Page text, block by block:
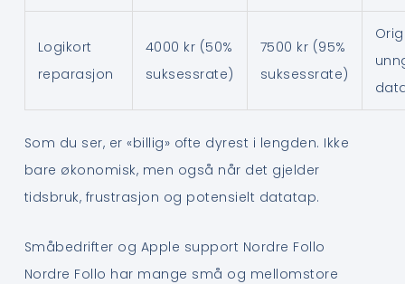
Logikort
reparasjon
4000 kr (50%
suksessrate)
7500 kr (95%
suksessrate)
Som du ser, er «billig» ofte dyrest i lengden. Ikke
bare økonomisk, men også når det gjelder
tidsbruk, frustrasjon og potensielt datatap.
Småbedrifter og Apple support Nordre Follo
Nordre Follo har mange små og mellomstore